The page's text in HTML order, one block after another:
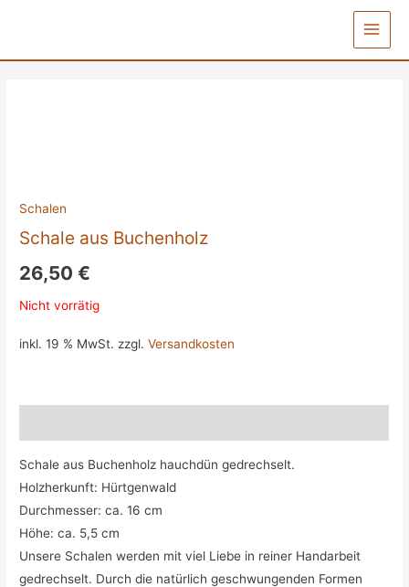
Main
Schalen
Schale aus Buchenholz
26,50€
Nicht vorrätig
inkl. 19 % MwSt. zzgl.Versandkosten
Schale aus Buchenholz hauchdün gedrechselt.
Holzherkunft: Hürtgenwald
Durchmesser: ca. 16 cm
Höhe: ca. 5,5 cm
Unsere Schalen werden mit viel Liebe in reiner Handarbeit
gedrechselt. Durch die natürlich geschwungenden Formen